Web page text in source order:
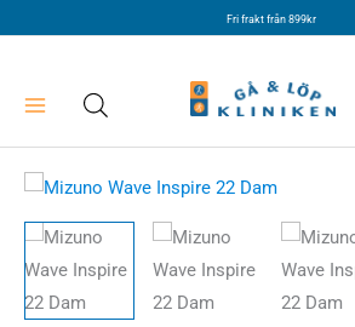
Fri frakt från 899kr